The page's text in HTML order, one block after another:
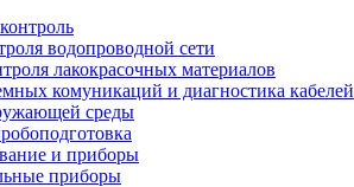
водопроводной сети
лакокрасочных материалов
комуникаций и диагностика кабелей
среды
и приборы
приборы